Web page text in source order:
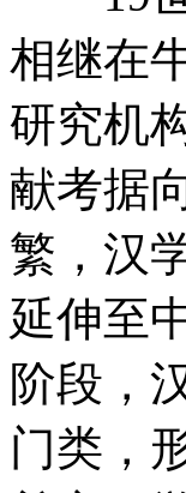
相继在
研究机
献考据
繁，汉
延伸至
阶段，
门类，